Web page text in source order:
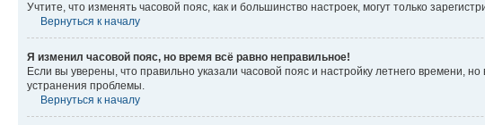
Учтите, что изменять часовой пояс, как и большинство настроек, могут только
Вернуться к началу
Я изменил часовой пояс, но время всё равно неправильное!
Если вы уверены, что правильно указали часовой пояс и настройку летнего времени,
устранения проблемы.
Вернуться к началу